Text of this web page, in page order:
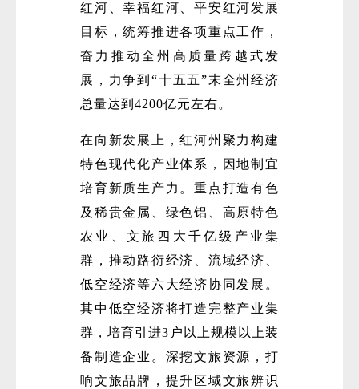
红河、幸福红河、平安红河发展
目标，统筹推进各项重点工作，
奋力推动全州高质量跨越式发
展，力争到“十五五”末全州经济
总量达到4200亿元左右。
在向新发展上，红河州聚力构建
特色现代化产业体系，因地制宜
培育新质生产力。重点打造有色
及稀贵金属、绿色铝、高原特色
农业、文旅四大千亿级产业集
群，推动路衍经济、流域经济、
低空经济等六大经济协同发展。
其中低空经济将打造完整产业集
群，培育引进3户以上规模以上装
备制造企业。深挖文旅资源，打
响文旅品牌，提升区域文旅辨识